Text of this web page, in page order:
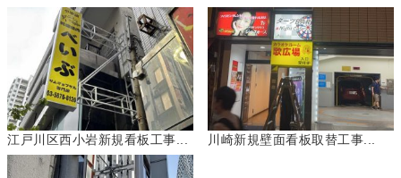
江戸川区西小岩新規看板工事... 川崎新規壁面看板取替工事...